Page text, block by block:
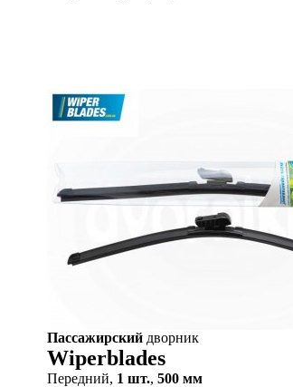
Пассажирский дворник
Wiperblades
Передний, 1 шт., 500 мм